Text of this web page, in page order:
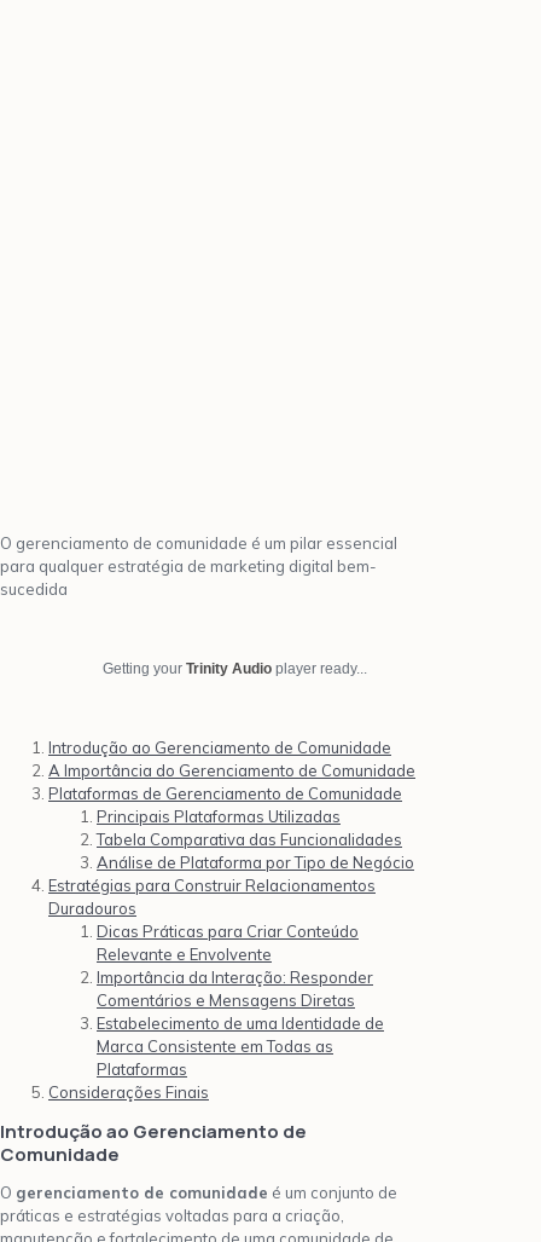
O gerenciamento de comunidade é um pilar essencial
para qualquer estratégia de marketing digital bem-
sucedida
Getting your Trinity Audio player ready...
Introdução ao Gerenciamento de Comunidade
A Importância do Gerenciamento de Comunidade
Plataformas de Gerenciamento de Comunidade
Principais Plataformas Utilizadas
Tabela Comparativa das Funcionalidades
Análise de Plataforma por Tipo de Negócio
Estratégias para Construir Relacionamentos
Duradouros
Dicas Práticas para Criar Conteúdo
Relevante e Envolvente
Importância da Interação: Responder
Comentários e Mensagens Diretas
Estabelecimento de uma Identidade de
Marca Consistente em Todas as
Plataformas
Considerações Finais
Introdução ao Gerenciamento de
Comunidade
O gerenciamento de comunidade é um conjunto de
práticas e estratégias voltadas para a criação,